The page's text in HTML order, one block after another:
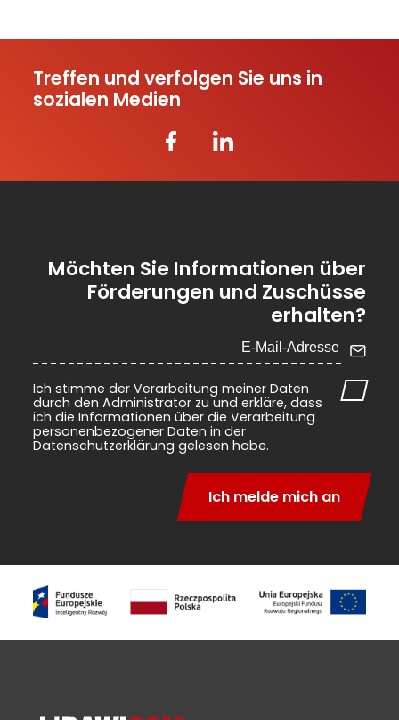
Treffen und verfolgen Sie uns in
sozialen Medien
Möchten Sie Informationen über
Förderungen und Zuschüsse
erhalten?
Ich stimme der Verarbeitung meiner Daten
durch den Administrator zu und erkläre, dass
ich die Informationen über die Verarbeitung
personenbezogener Daten in der
Datenschutzerklärung gelesen habe.
Ich melde mich an